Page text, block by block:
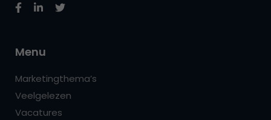
Menu
Marketingthema’s
Veelgelezen
Vacatures